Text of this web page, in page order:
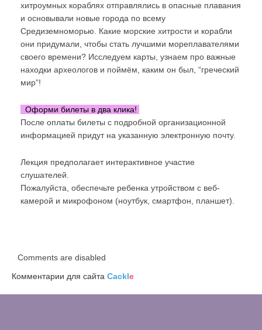
хитроумных кораблях отправлялись в опасные плавания
и основывали новые города по всему
Средиземноморью. Какие морские хитрости и корабли
они придумали, чтобы стать лучшими мореплавателями
своего времени? Исследуем карты, узнаем про важные
находки археологов и поймём, каким он был, “греческий
мир”!
Оформи билеты в два клика!
После оплаты билеты с подробной организационной
информацией придут на указанную электронную почту.
Лекция предполагает интерактивное участие
слушателей.
Пожалуйста, обеспечьте ребенка утройством с веб-
камерой и микрофоном (ноутбук, смартфон, планшет).
Comments are disabled
Комментарии для сайта Cackle